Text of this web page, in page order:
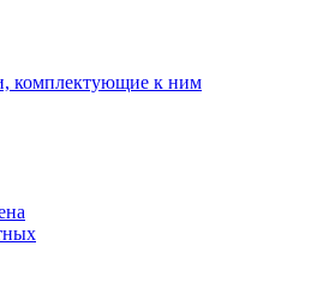
комплектующие к ним